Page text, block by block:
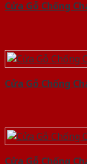
Cửa Gỗ Chống
Cửa Gỗ Chống
Cửa Gỗ Chống